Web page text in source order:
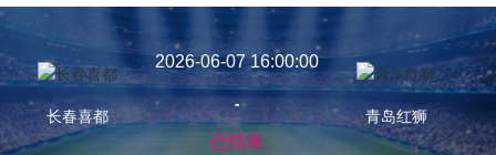
长春喜都
2026-06-07 16:00:00
-
已结束
青岛红狮